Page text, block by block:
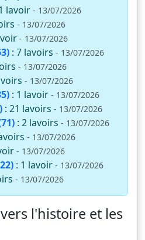
lavoir - 13/07/2026
- 13/07/2026
- 13/07/2026
: 7 lavoirs - 13/07/2026
- 13/07/2026
- 13/07/2026
: 1 lavoir - 13/07/2026
: 21 lavoirs - 13/07/2026
: 2 lavoirs - 13/07/2026
- 13/07/2026
- 13/07/2026
: 1 lavoir - 13/07/2026
- 13/07/2026
l'histoire et les